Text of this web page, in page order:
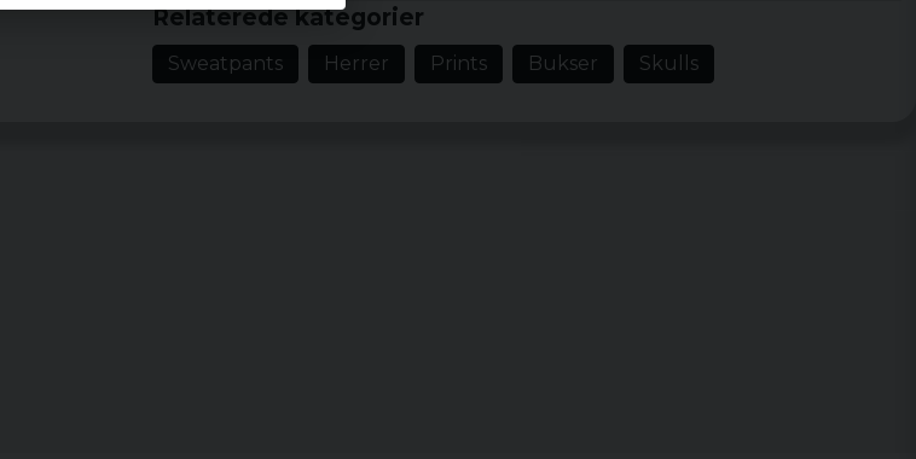
for 3 år siden
for 5 år siden
Relaterede kategorier
Sweatpants Herrer Prints Bukser Skulls